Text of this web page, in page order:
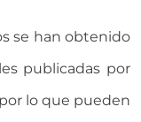
se han obtenido
publicadas por
lo que pueden